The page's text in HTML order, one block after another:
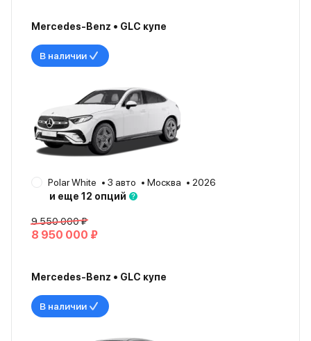
Mercedes-Benz • GLC купе
В наличии
Polar White 3 авто Москва
2026
и еще 12 опций
9 550 000 ₽
8 950 000 ₽
Mercedes-Benz • GLC купе
В наличии